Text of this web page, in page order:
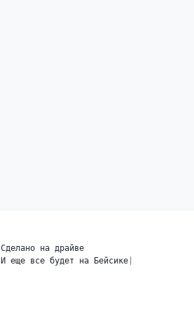
Сделано на драйве
И еще все будет на Бейсике